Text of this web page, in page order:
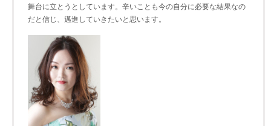
舞台に立とうとしています。辛いことも今の自分に必要な結果なの
だと信じ、邁進していきたいと思います。